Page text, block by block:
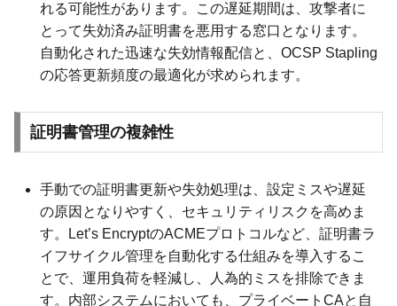
れる可能性があります。この遅延期間は、攻撃者に
とって失効済み証明書を悪用する窓口となります。
自動化された迅速な失効情報配信と、OCSP Stapling
の応答更新頻度の最適化が求められます。
証明書管理の複雑性
手動での証明書更新や失効処理は、設定ミスや遅延
の原因となりやすく、セキュリティリスクを高めま
す。Let’s EncryptのACMEプロトコルなど、証明書ラ
イフサイクル管理を自動化する仕組みを導入するこ
とで、運用負荷を軽減し、人為的ミスを排除できま
す。内部システムにおいても、プライベートCAと自